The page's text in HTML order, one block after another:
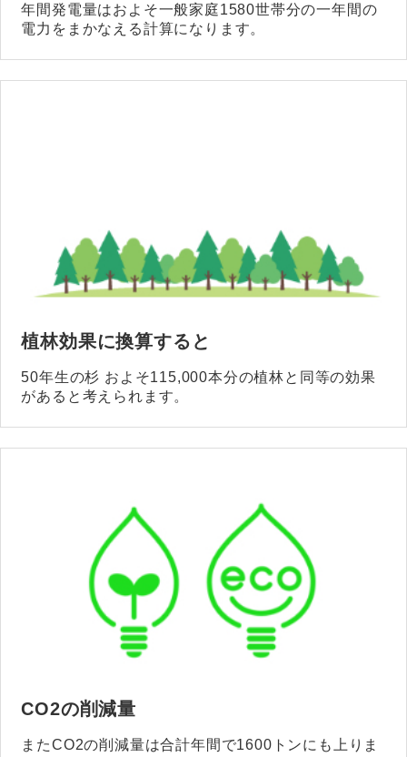
年間発電量はおよそ一般家庭1580世帯分の一年間の
電力をまかなえる計算になります。
植林効果に換算すると
50年生の杉 およそ115,000本分の植林と同等の効果
があると考えられます。
CO2の削減量
またCO2の削減量は合計年間で1600トンにも上りま